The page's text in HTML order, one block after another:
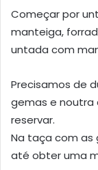
Começar por
manteiga,
untada com
Precisamos de
gemas e noutra
reservar.
Na taça com as
até obter uma